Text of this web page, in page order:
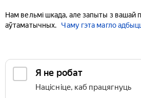
Нам вельмі шкада, але запыты з вашай
аўтаматычных.
Чаму гэта магло
Я не робат
Націсніце, каб працягнуць